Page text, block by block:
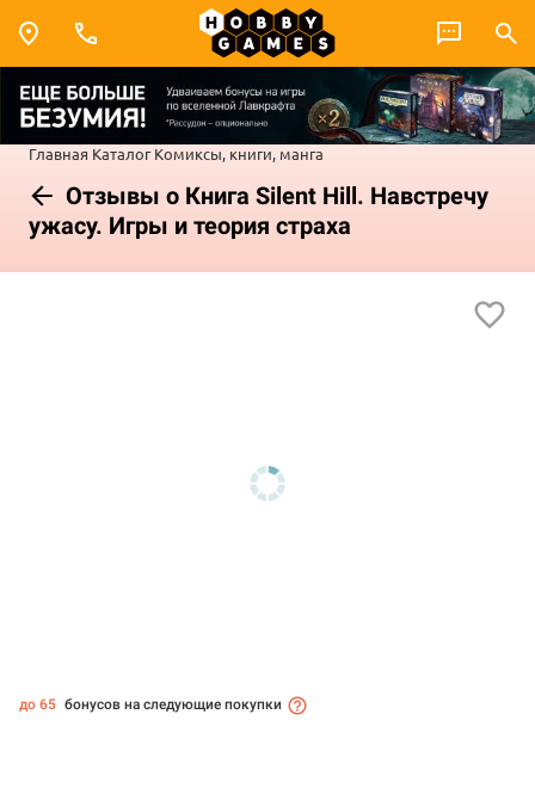
Главная Каталог Комиксы, книги, манга
Отзывы о Книга Silent Hill. Навстречу
ужасу. Игры и теория страха
до 65 бонусов на следующие покупки